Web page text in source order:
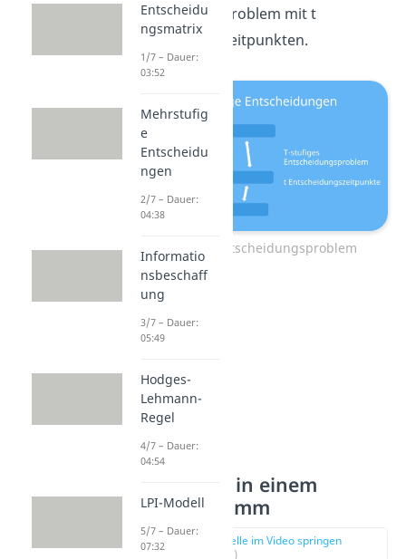
Entscheidungsproblem mit t
Entscheidungszeitpunkten.
T-stufiges Entscheidungsproblem
Darstellung in einem
Baumdiagramm
zur Stelle im Video springen
(00:36)
Entscheidu
ngsmatrix
1/7 – Dauer:
03:52
Mehrstufig
e
Entscheidu
ngen
2/7 – Dauer:
04:38
Informatio
nsbeschaff
ung
3/7 – Dauer:
05:49
Hodges-
Lehmann-
Regel
4/7 – Dauer:
04:54
LPI-Modell
5/7 – Dauer:
07:32